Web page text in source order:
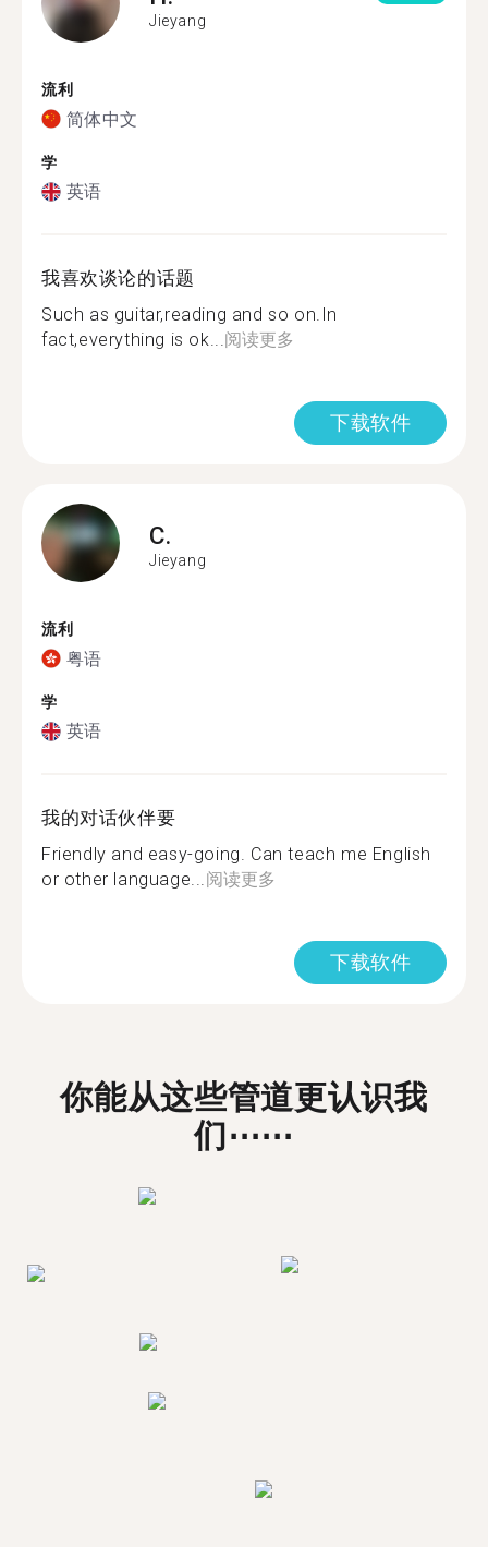
Jieyang
流利
简体中文
学
英语
我喜欢谈论的话题
Such as guitar,reading and so on.In
fact,everything is ok...阅读更多
下载软件
C.
Jieyang
流利
粤语
学
英语
我的对话伙伴要
Friendly and easy-going. Can teach me English
or other language...阅读更多
下载软件
你能从这些管道更认识我
们⋯⋯